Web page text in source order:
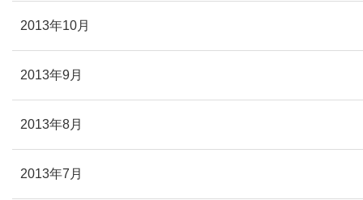
2013年10月
2013年9月
2013年8月
2013年7月